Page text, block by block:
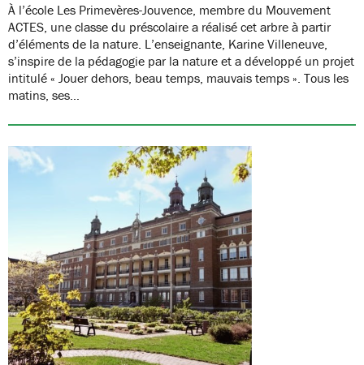
À l’école Les Primevères-Jouvence, membre du Mouvement
ACTES, une classe du préscolaire a réalisé cet arbre à partir
d’éléments de la nature. L’enseignante, Karine Villeneuve,
s’inspire de la pédagogie par la nature et a développé un projet
intitulé « Jouer dehors, beau temps, mauvais temps ». Tous les
matins, ses…